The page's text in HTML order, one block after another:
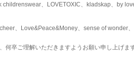
childrenswear、LOVETOXIC、kladskap、by
、Love&Peace&Money、sense of wonder
何卒ご理解いただきますようお願い申し上げます